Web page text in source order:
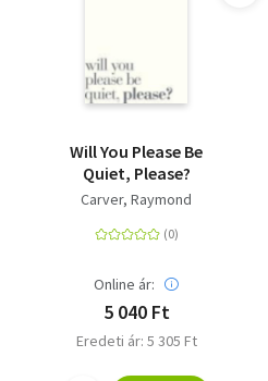
Will You Please Be
Quiet, Please?
Carver, Raymond
Online ár:
5 040 Ft
Eredeti ár: 5 305 Ft